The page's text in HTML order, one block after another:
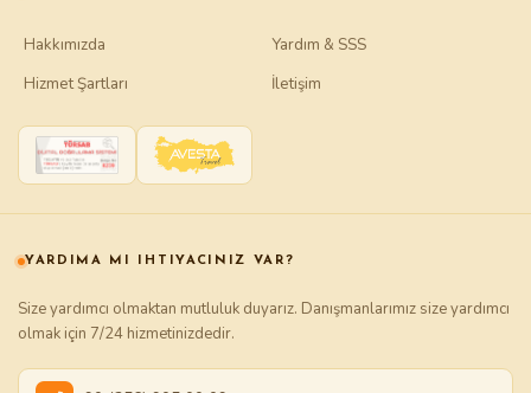
Hakkımızda
Yardım & SSS
Hizmet Şartları
İletişim
YARDIMA MI IHTIYACINIZ VAR?
Size yardımcı olmaktan mutluluk duyarız. Danışmanlarımız size yardımcı
olmak için 7/24 hizmetinizdedir.